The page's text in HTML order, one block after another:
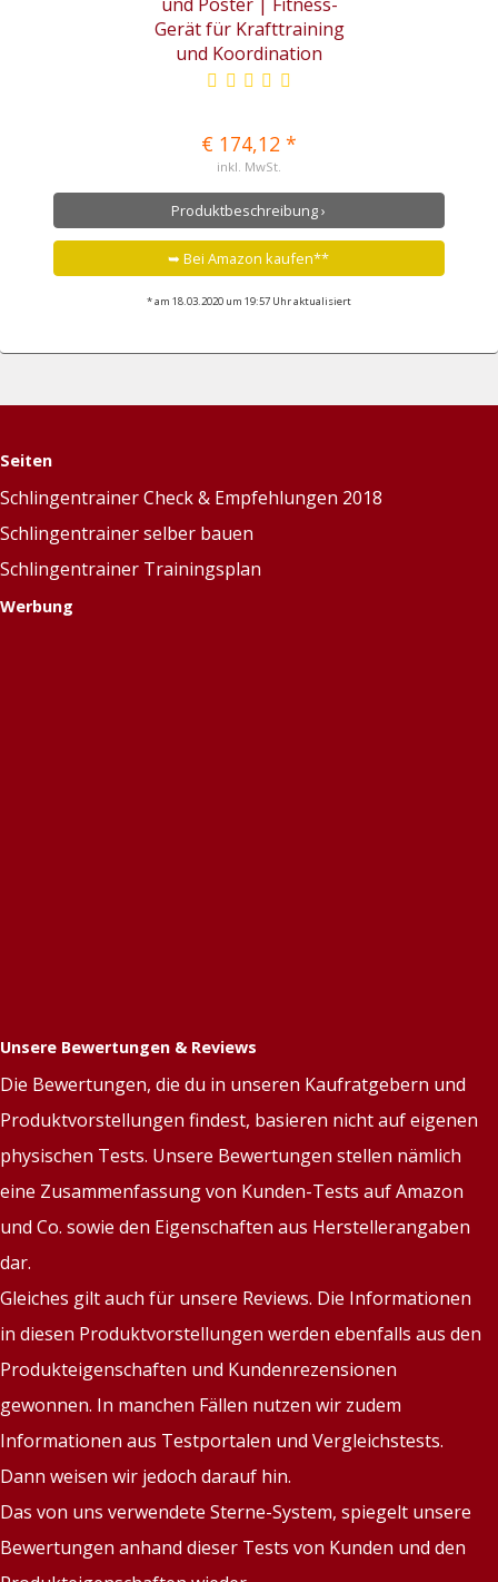
€ 174,12 *
inkl. MwSt.
Produktbeschreibung ›
➥ Bei Amazon kaufen**
* am 18.03.2020 um 19:57 Uhr aktualisiert
Seiten
Schlingentrainer Check & Empfehlungen 2018
Schlingentrainer selber bauen
Schlingentrainer Trainingsplan
Werbung
Unsere Bewertungen & Reviews
Die Bewertungen, die du in unseren Kaufratgebern und
Produktvorstellungen findest, basieren nicht auf eigenen
physischen Tests. Unsere Bewertungen stellen nämlich
eine Zusammenfassung von Kunden-Tests auf Amazon
und Co. sowie den Eigenschaften aus Herstellerangaben
dar.
Gleiches gilt auch für unsere Reviews. Die Informationen
in diesen Produktvorstellungen werden ebenfalls aus den
Produkteigenschaften und Kundenrezensionen
gewonnen. In manchen Fällen nutzen wir zudem
Informationen aus Testportalen und Vergleichstests.
Dann weisen wir jedoch darauf hin.
Das von uns verwendete Sterne-System, spiegelt unsere
Bewertungen anhand dieser Tests von Kunden und den